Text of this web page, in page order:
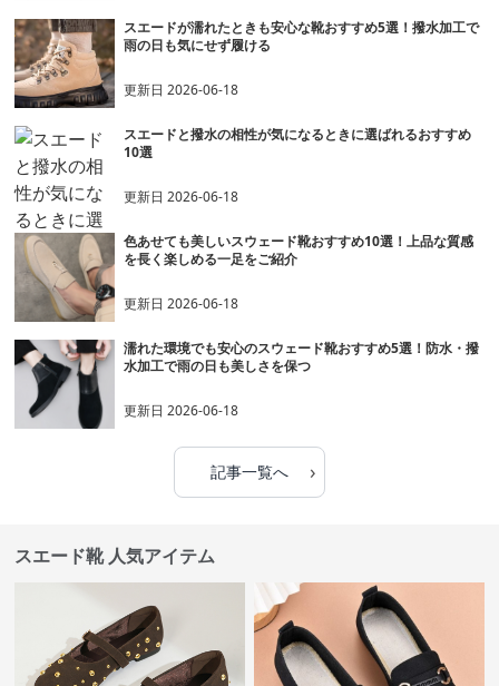
スエードが濡れたときも安心な靴おすすめ5選！撥水加工で
雨の日も気にせず履ける
更新日2026-06-18
スエードと撥水の相性が気になるときに選ばれるおすすめ
10選
更新日2026-06-18
色あせても美しいスウェード靴おすすめ10選！上品な質感
を長く楽しめる一足をご紹介
更新日2026-06-18
濡れた環境でも安心のスウェード靴おすすめ5選！防水・撥
水加工で雨の日も美しさを保つ
更新日2026-06-18
記事一覧へ ›
スエード靴 人気アイテム